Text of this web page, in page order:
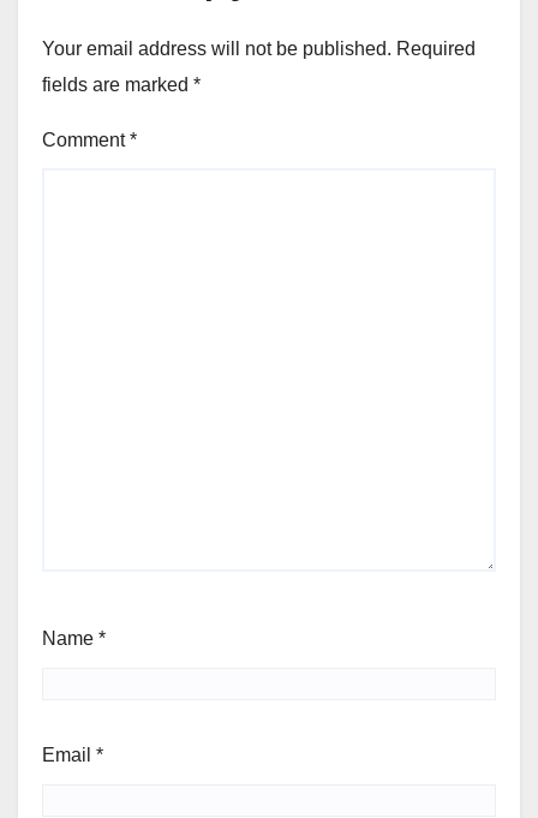
Your email address will not be published. Required
fields are marked *
Comment*
Name *
Email *